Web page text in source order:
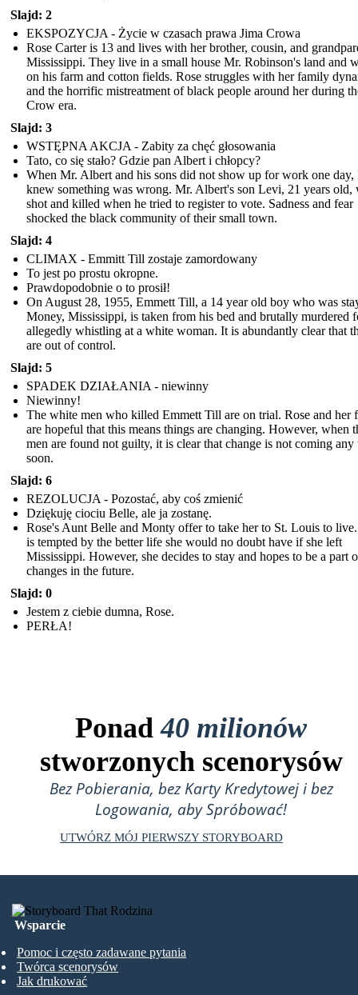
Slajd: 2
EKSPOZYCJA - Życie w czasach prawa Jima Crowa
Rose Carter is 13 and lives with her brother, cousin, and
Mississippi. They live in a small house Mr. Robinson's land and
on his farm and cotton fields. Rose struggles with her family
and the horrific mistreatment of black people around her during
Crow era.
Slajd: 3
WSTĘPNA AKCJA - Zabity za chęć głosowania
Tato, co się stało? Gdzie pan Albert i chłopcy?
When Mr. Albert and his sons did not show up for work one day,
knew something was wrong. Mr. Albert's son Levi, 21 years old,
shot and killed when he tried to register to vote. Sadness and fear
shocked the black community of their small town.
Slajd: 4
CLIMAX - Emmitt Till zostaje zamordowany
To jest po prostu okropne.
Prawdopodobnie o to prosił!
On August 28, 1955, Emmett Till, a 14 year old boy who was
Money, Mississippi, is taken from his bed and brutally murdered
allegedly whistling at a white woman. It is abundantly clear that
are out of control.
Slajd: 5
SPADEK DZIAŁANIA - niewinny
Niewinny!
The white men who killed Emmett Till are on trial. Rose and her
are hopeful that this means things are changing. However, when
men are found not guilty, it is clear that change is not coming any
soon.
Slajd: 6
REZOLUCJA - Pozostać, aby coś zmienić
Dziękuję ciociu Belle, ale ja zostanę.
Rose's Aunt Belle and Monty offer to take her to St. Louis to
is tempted by the better life she would no doubt have if she left
Mississippi. However, she decides to stay and hopes to be a part
changes in the future.
Slajd: 0
Jestem z ciebie dumna, Rose.
PERŁA!
Ponad40 milionów
stworzonych scenorysów
Bez Pobierania, bez Karty Kredytowej i bez
Logowania, aby Spróbować!
UTWÓRZ MÓJ PIERWSZY STORYBOARD
Wsparcie
Pomoc i często zadawane pytania
Twórca scenorysów
Jak drukować